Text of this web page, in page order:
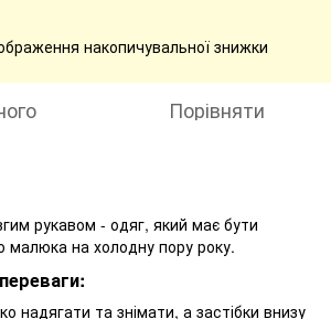
накопичувальної знижки
Порівняти
рукавом - одяг, який має бути
малюка на холодну пору року.
надягати та знімати, а застібки внизу